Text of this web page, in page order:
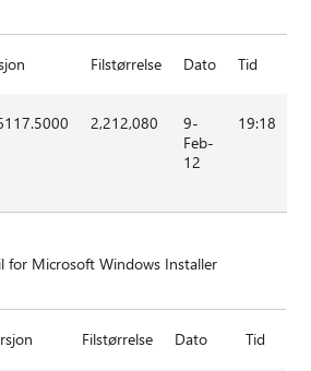
Filstørrelse Dato Tid
2,212,080
9-
Feb-
12
19:18
for Microsoft Windows Installer
Filstørrelse Dato Tid